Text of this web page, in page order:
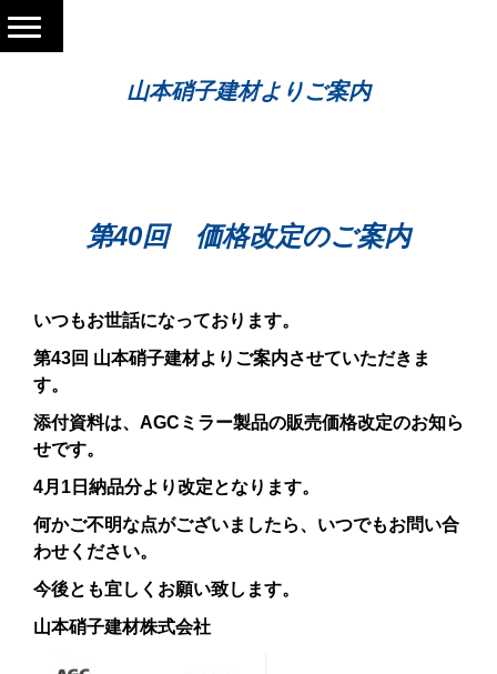
山本硝子建材よりご案内
第40回 価格改定のご案内
いつもお世話になっております。
第43回 山本硝子建材よりご案内させていただきま
す。
添付資料は、AGCミラー製品の販売価格改定のお知ら
せです。
4月1日納品分より改定となります。
何かご不明な点がございましたら、いつでもお問い合
わせください。
今後とも宜しくお願い致します。
山本硝子建材株式会社